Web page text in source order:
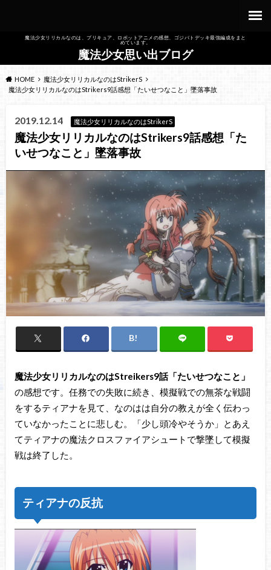
魔法少女リリカルなのは、プリキュア、ロボットアニメの感想、ゴジバトデッキ最強編成をまと
めています。
魔法少女思い出ブログ
HOME
魔法少女リリカルなのはStrikerS
魔法少女リリカルなのはStrikers9話感想「たいせつなこと」墜落事故
2019.12.14 魔法少女リリカルなのはStrikerS
魔法少女リリカルなのはStrikers9話感想「た
いせつなこと」墜落事故
魔法少女リリカルなのはStreikers9話「たいせつなこと」
の感想です。任務での失敗に続き、模擬戦での無茶な戦闘
をするティアナを見て、なのはは自分の教えが全く伝わっ
ていなかったことに悲しむ。「少し頭冷やそうか」とあえ
てティアナの魔法クロスファイアシュートで撃墜して模擬
戦は終了した。
ティアナの反抗